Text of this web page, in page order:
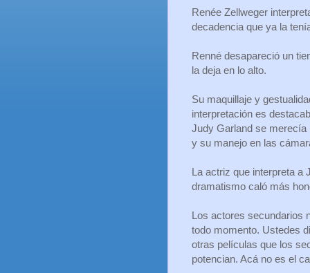
Renée Zellweger
decadencia que ya la
Renné desapareció un
la deja en lo alto.
Su maquillaje y
interpretación es
Judy Garland se merecía
y su manejo en las
La actriz que interpreta a
dramatismo caló más
Los actores secundarios
todo momento. Ustedes
otras películas que los
potencian. Acá no es el